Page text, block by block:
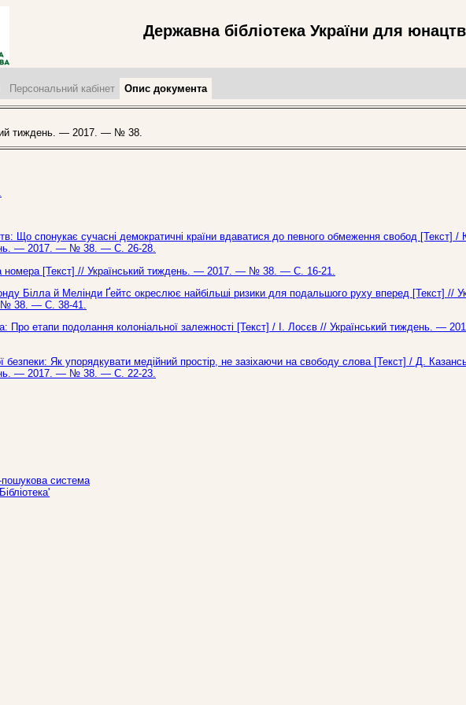
Державна бібліотека України для
Персональний кабінет Опис документа
тиждень. — 2017. — № 38.
Що спонукає сучасні демократичні країни вдаватися до певного обмеження свобод [Текст]
— 2017. — № 38. — С. 26-28.
номера [Текст] // Український тиждень. — 2017. — № 38. — С. 16-21.
Білла й Мелінди Ґейтс окреслює найбільші ризики для подальшого руху вперед [Текст] //
38. — С. 38-41.
Про етапи подолання колоніальної залежності [Текст] / І. Лосєв // Український тиждень. —
безпеки: Як упорядкувати медійний простір, не зазіхаючи на свободу слова [Текст] / Д.
— 2017. — № 38. — С. 22-23.
пошукова система